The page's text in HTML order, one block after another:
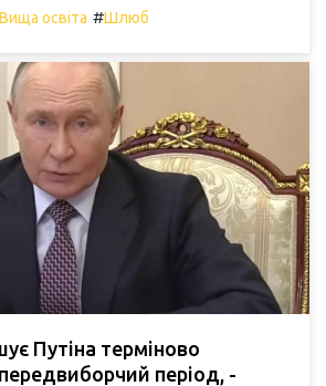
Вища освіта #Шлюб
Путіна терміново
період, -